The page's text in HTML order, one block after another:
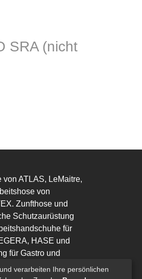
SRA (nicht
ATLAS, LeMaitre,
von
Zunfthose und
Schutzaurüstung
für
HASE und
für Gastro und
verarbeiten Ihre persönlichen